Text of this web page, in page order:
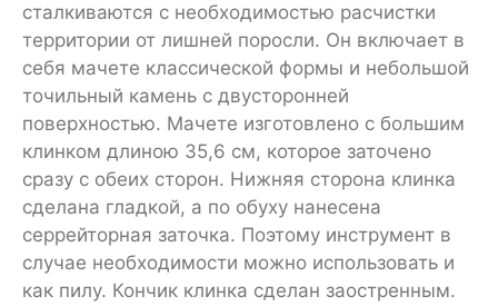
сталкиваются с необходимостью расчистки
территории от лишней поросли. Он включает в
себя мачете классической формы и небольшой
точильный камень с двусторонней
поверхностью. Мачете изготовлено с большим
клинком длиною 35,6 см, которое заточено
сразу с обеих сторон. Нижняя сторона клинка
сделана гладкой, а по обуху нанесена
серрейторная заточка. Поэтому инструмент в
случае необходимости можно использовать и
как пилу. Кончик клинка сделан заостренным.